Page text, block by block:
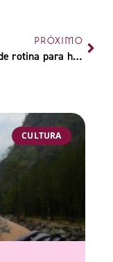
PRÓXIMO
Exames de rotina para homens e mulheres: A importância da prevenção
CULTURA